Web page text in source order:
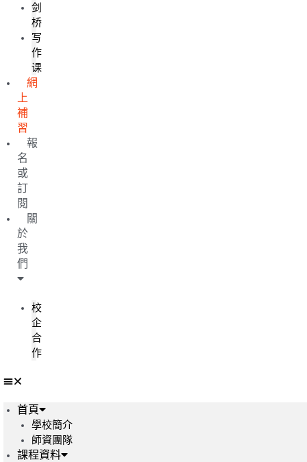
剑
桥
写
作
课
網
上
補
習
報
名
或
訂
閱
關
於
我
們
校
企
合
作
首頁
學校簡介
師資團隊
課程資料